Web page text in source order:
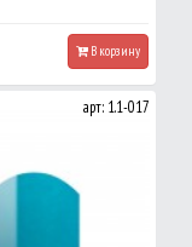
В корзину
арт: 1.1-017